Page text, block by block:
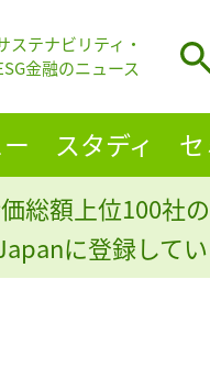
ステナビリティ・
金融のニュース
スタディ
総額上位100社
に登録して